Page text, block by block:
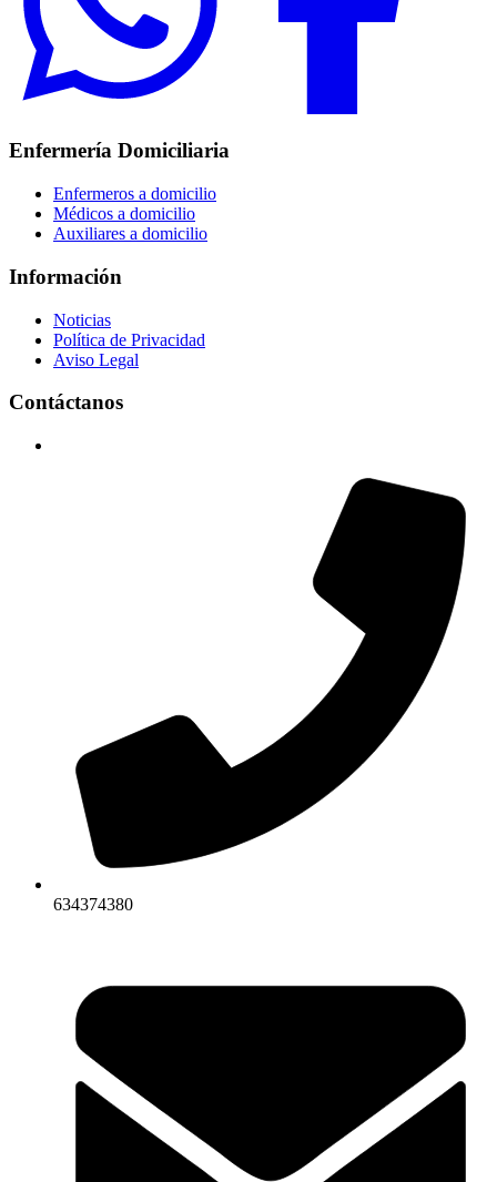
Enfermería Domiciliaria
Enfermeros a domicilio
Médicos a domicilio
Auxiliares a domicilio
Información
Noticias
Política de Privacidad
Aviso Legal
Contáctanos
634374380